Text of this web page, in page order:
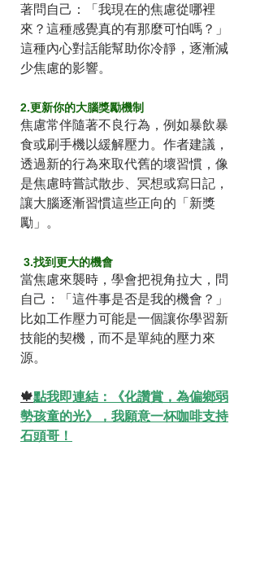
著問自己：「我現在的焦慮從哪裡
來？這種感覺真的有那麼可怕嗎？」
這種內心對話能幫助你冷靜，逐漸減
少焦慮的影響。
2.更新你的大腦獎勵機制
焦慮常伴隨著不良行為，例如暴飲暴
食或刷手機以緩解壓力。作者建議，
透過新的行為來取代舊的壞習慣，像
是焦慮時嘗試散步、冥想或寫日記，
讓大腦逐漸習慣這些正向的「新獎
勵」。
3.找到更大的機會
當焦慮來襲時，學會把視角拉大，問
自己：「這件事是否是我的機會？」
比如工作壓力可能是一個讓你學習新
技能的契機，而不是單純的壓力來
源。
🍁點我即連結：《化讚賞，為偏鄉弱
勢孩童的光》，我願意一杯咖啡支持
石頭哥！